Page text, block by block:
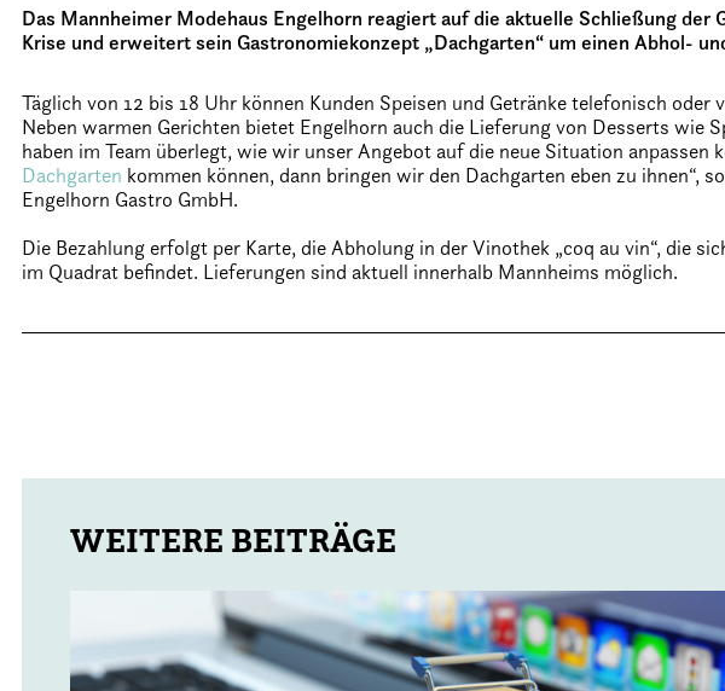
Das Mannheimer Modehaus Engelhorn reagiert auf die aktuelle Schließung der
Krise und erweitert sein Gastronomiekonzept „Dachgarten“ um einen Abhol-
Täglich von 12 bis 18 Uhr können Kunden Speisen und Getränke telefonisch oder
Neben warmen Gerichten bietet Engelhorn auch die Lieferung von Desserts wie
haben im Team überlegt, wie wir unser Angebot auf die neue Situation anpassen
Dachgarten kommen können, dann bringen wir den Dachgarten eben zu ihnen“,
Engelhorn Gastro GmbH.
Die Bezahlung erfolgt per Karte, die Abholung in der Vinothek „coq au vin“, die
im Quadrat befindet. Lieferungen sind aktuell innerhalb Mannheims möglich.